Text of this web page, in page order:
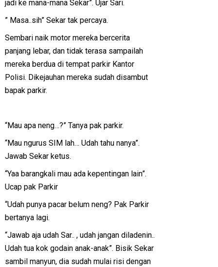
jadi ke mana-mana Sekar”. Ujar Sari.
” Masa..sih” Sekar tak percaya.
Sembari naik motor mereka bercerita
panjang lebar, dan tidak terasa sampailah
mereka berdua di tempat parkir Kantor
Polisi. Dikejauhan mereka sudah disambut
bapak parkir.
“Mau apa neng…?” Tanya pak parkir.
“Mau ngurus SIM lah… Udah tahu nanya”.
Jawab Sekar ketus.
“Yaa barangkali mau ada kepentingan lain”.
Ucap pak Parkir
“Udah punya pacar belum neng? Pak Parkir
bertanya lagi.
“Jawab aja udah Sar.. , udah jangan diladenin..
Udah tua kok godain anak-anak”. Bisik Sekar
sambil manyun, dia sudah mulai risi dengan